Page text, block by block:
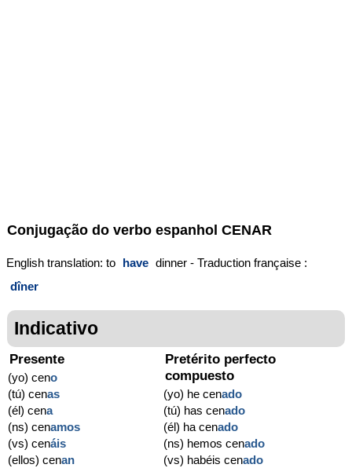
Conjugação do verbo espanhol CENAR
English translation: to have dinner - Traduction française :
dîner
Indicativo
Presente
(yo) ceno
(tú) cenas
(él) cena
(ns) cenamos
(vs) cenáis
(ellos) cenan
Pretérito perfecto
compuesto
(yo) he cenado
(tú) has cenado
(él) ha cenado
(ns) hemos cenado
(vs) habéis cenado